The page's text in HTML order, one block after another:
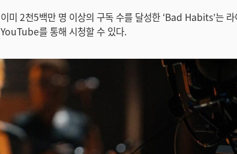
이미 2천5백만 명 이상의 구독 수를 달성한 ‘Bad Habits’는
YouTube를 통해 시청할 수 있다.